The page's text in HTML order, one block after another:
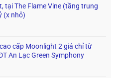
tại The Flame Vine (tầng trung
(x nhỏ)
cấp Moonlight 2 giá chỉ từ
An Lạc Green Symphony